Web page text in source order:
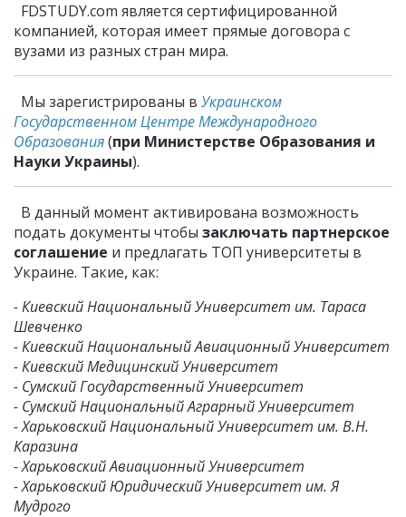
FDSTUDY.com является сертифицированной
компанией, которая имеет прямые договора с
вузами из разных стран мира.
Мы зарегистрированы в Украинском
Государственном Центре Международного
Образования(при Министерстве Образования и
Науки Украины).
В данный момент активирована возможность
подать документы чтобы заключать партнерское
соглашение и предлагать ТОП университеты в
Украине. Такие, как:
- Киевский Национальный Университет им. Тараса
Шевченко
- Киевский Национальный Авиационный Университет
- Киевский Медицинский Университет
- Сумский Государственный Университет
- Сумский Национальный Аграрный Университет
- Харьковский Национальный Университет им. В.Н.
Каразина
- Харьковский Авиационный Университет
- Харьковский Юридический Университет им. Я
Мудрого